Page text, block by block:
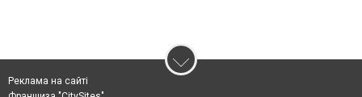
Реклама на сайті